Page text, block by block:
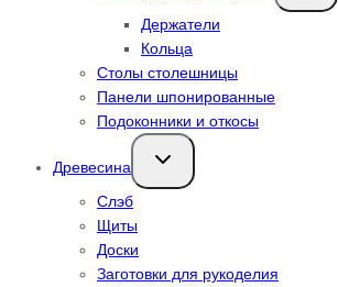
Держатели
Кольца
Столы столешницы
Панели шпонированные
Подоконники и откосы
Древесина
Переключить
дочернее
Слэб
Щиты
Доски
Заготовки для рукоделия